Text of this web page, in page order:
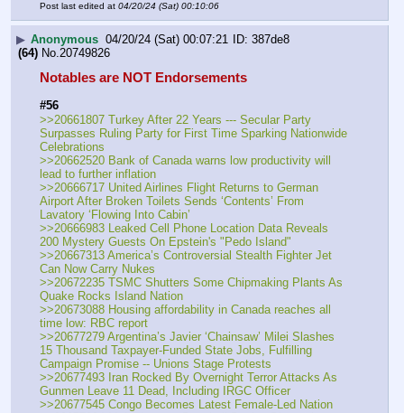
Post last edited at 04/20/24 (Sat) 00:10:06
▶ Anonymous 04/20/24 (Sat) 00:07:21
387de8
(64) No.20749826
Notables are NOT Endorsements
#56
>>20661807 Turkey After 22 Years --- Secular Party
Surpasses Ruling Party for First Time Sparking Nationwide
Celebrations
>>20662520 Bank of Canada warns low productivity will
lead to further inflation
>>20666717 United Airlines Flight Returns to German
Airport After Broken Toilets Sends ‘Contents’ From
Lavatory ‘Flowing Into Cabin’
>>20666983 Leaked Cell Phone Location Data Reveals
200 Mystery Guests On Epstein's "Pedo Island"
>>20667313 America’s Controversial Stealth Fighter Jet
Can Now Carry Nukes
>>20672235 TSMC Shutters Some Chipmaking Plants As
Quake Rocks Island Nation
>>20673088 Housing affordability in Canada reaches all
time low: RBC report
>>20677279 Argentina’s Javier ‘Chainsaw’ Milei Slashes
15 Thousand Taxpayer-Funded State Jobs, Fulfilling
Campaign Promise -- Unions Stage Protests
>>20677493 Iran Rocked By Overnight Terror Attacks As
Gunmen Leave 11 Dead, Including IRGC Officer
>>20677545 Congo Becomes Latest Female-Led Nation